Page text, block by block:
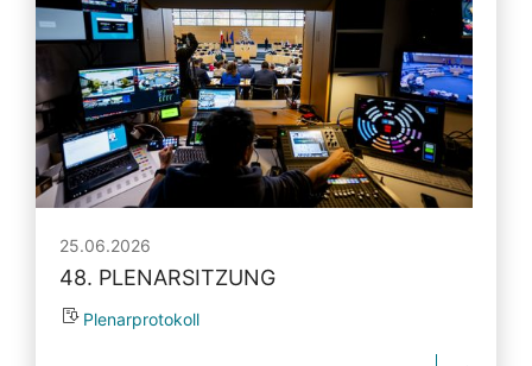
25.06.2026
48. PLENARSITZUNG
Plenarprotokoll